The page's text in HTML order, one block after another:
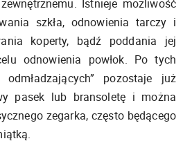
Istnieje możliwość
szkła, odnowienia tarczy i
koperty, bądź poddania jej
odnowienia powłok. Po tych
pozostaje już
pasek lub bransoletę i można
zegarka, często będącego